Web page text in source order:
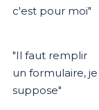
c'est pour moi"
"Il faut remplir
un formulaire, je
suppose"